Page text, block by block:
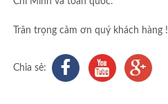
Trân trọng cảm ơn quý khách hàng !
Chia sẻ: